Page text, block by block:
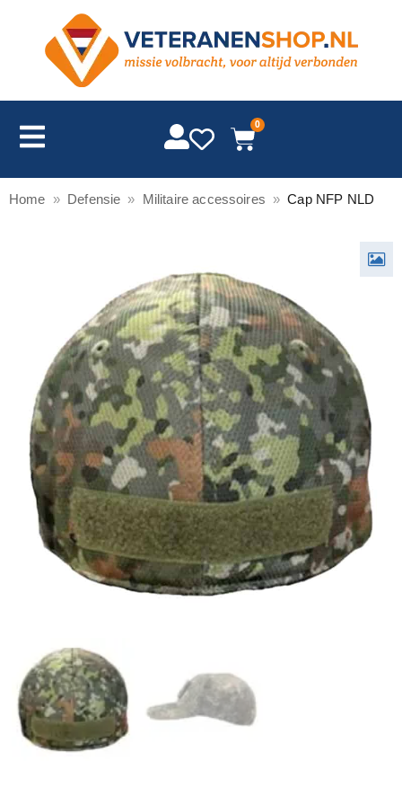
0
Home » Defensie » Militaire accessoires » Cap NFP NLD